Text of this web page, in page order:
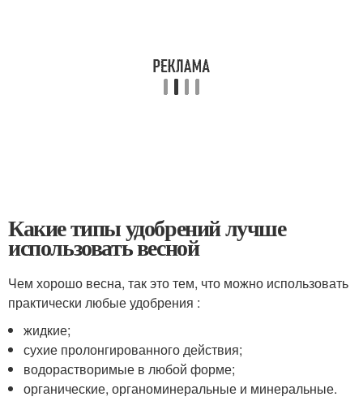
Какие типы удобрений лучше
использовать весной
Чем хорошо весна, так это тем, что можно использовать
практически любые удобрения :
жидкие;
сухие пролонгированного действия;
водорастворимые в любой форме;
органические, органоминеральные и минеральные.